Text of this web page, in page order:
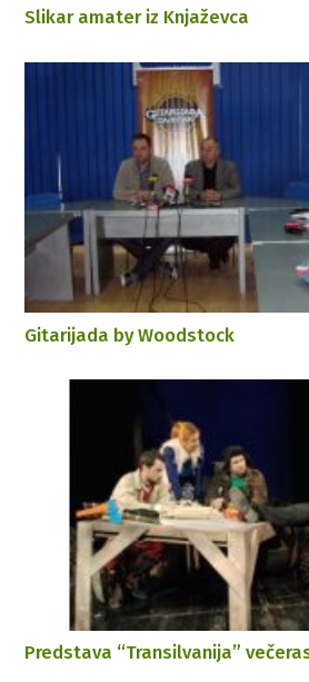
Slikar amater iz Knjaževca
Gitarijada by Woodstock
Predstava “Transilvanija”